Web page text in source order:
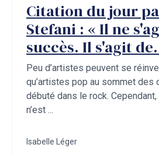
Citation du jour
Stefani : « Il ne
succès. Il s'agit
Peu d’artistes peuvent se
qu’artistes pop au sommet des
débuté dans le rock.
n’est ...
Isabelle Léger